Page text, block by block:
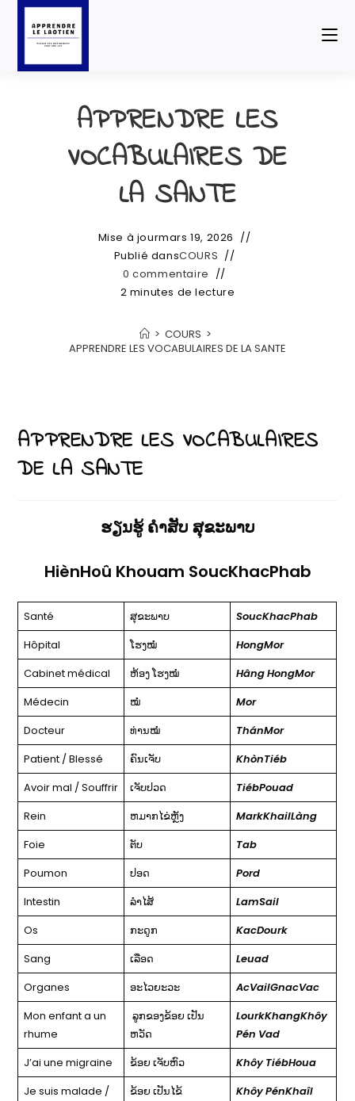
APPRENDRE LES
VOCABULAIRES DE
LA SANTE
Mise à jourmars 19, 2026
Publié dansCOURS
0 commentaire
2 minutes de lecture
> COURS >
APPRENDRE LES VOCABULAIRES DE LA SANTE
APPRENDRE LES VOCABULAIRES
DE LA SANTE
ຮຽນຮູ້ ຄຳສັບ ສຸຂະພາບ
HiènHoû Khouam SoucKhacPhab
Santé ສຸຂະພາບ
SoucKhacPhab
Hôpital
ໂຮງໝໍ
HongMor
Cabinet médical
ຫ້ອງ ໂຮງໝໍ
Hâng HongMor
Médecin
ໝໍ
Mor
Docteur
ທ່ານໝໍ
ThánMor
Patient / Blessé
ຄົນເຈັບ
KhònTiéb
Avoir mal / Souffrir
ເຈັບປວດ
TiébPouad
Rein
ຫມາກໄຂ່ຫຼັງ
MarkKhailLàng
Foie
ຕັບ
Tab
Poumon
ປອດ
Pord
Intestin
ລຳໄສ້
LamSail
Os
ກະດູກ
KacDourk
Sang
ເລືອດ
Leuad
Organes
ອະໄວຍະວະ
AcVailGnacVac
Mon enfant a un
rhume
ລູກຂອງຂ້ອຍ ເປັນ
ຫວັດ
LourkKhangKhôy
Pén Vad
J’ai une migraine
ຂ້ອຍ ເຈັບຫົວ
Khôy TiébHoua
Je suis malade /
ຂ້ອຍ ເປັນໄຂ້ Khôy PénKhaîl